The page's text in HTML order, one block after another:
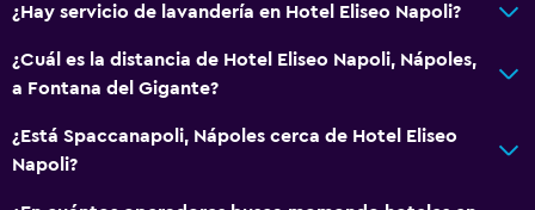
Habitación
Perchero
Armario o clóset
Zona de trabajo
¿Hay servicio de lavandería en Hotel Eliseo Napoli?
¿Cuál es la distancia de Hotel Eliseo Napoli, Nápoles,
a Fontana del Gigante?
¿Está Spaccanapoli, Nápoles cerca de Hotel Eliseo
Napoli?